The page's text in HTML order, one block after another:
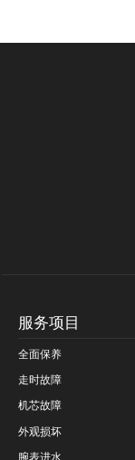
服务项目
全面保养
走时故障
机芯故障
外观损坏
腕表进水